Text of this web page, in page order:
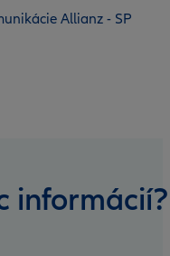
Allianz - SP
informácií?